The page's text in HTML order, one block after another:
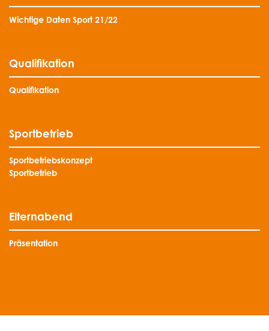
Wichtige Daten Sport 21/22
Qualifikation
Qualifikation
Sportbetrieb
Sportbetriebskonzept
Sportbetrieb
Elternabend
Präsentation